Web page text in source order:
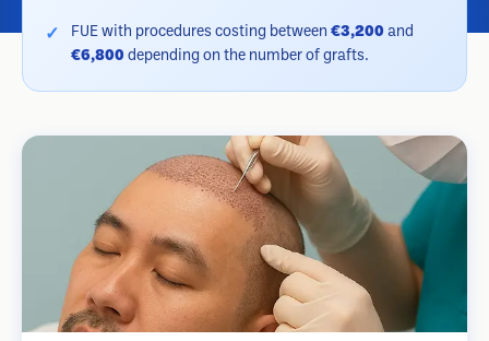
FUE with procedures costing between €3,200 and
€6,800 depending on the number of grafts.